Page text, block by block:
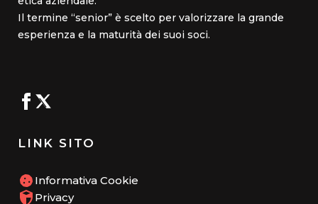
Il termine “senior” è scelto per valorizzare la grande
esperienza e la maturità dei suoi soci.
LINK SITO
Informativa Cookie
Privacy